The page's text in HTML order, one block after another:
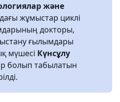
және
жұмыстар циклі
докторы,
ғылымдары
мүшесі Күнсұлу
болып табылатын